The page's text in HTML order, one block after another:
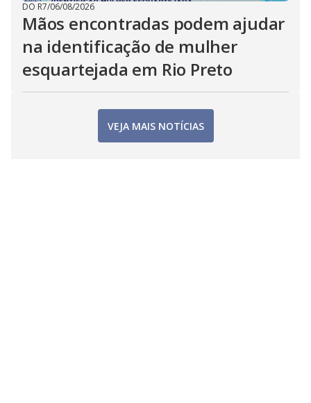
DO R7/06/08/2026
Mãos encontradas podem ajudar
na identificação de mulher
esquartejada em Rio Preto
VEJA MAIS NOTÍCIAS